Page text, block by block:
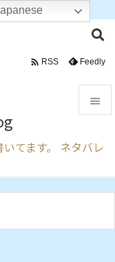
てます。 ネタバレ

メニュ
前へ
 RSS Feedly